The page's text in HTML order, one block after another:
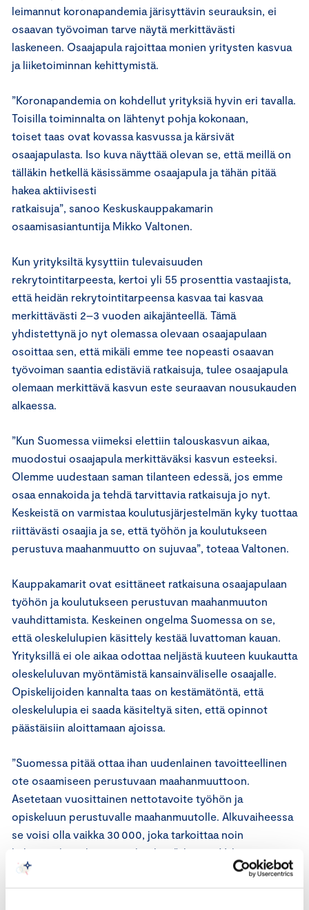
leimannut koronapandemia järisyttävin seurauksin, ei
osaavan työvoiman tarve näytä merkittävästi
laskeneen. Osaajapula rajoittaa monien yritysten kasvua
ja liiketoiminnan kehittymistä.
”Koronapandemia on kohdellut yrityksiä hyvin eri tavalla.
Toisilla toiminnalta on lähtenyt pohja kokonaan,
toiset taas ovat kovassa kasvussa ja kärsivät
osaajapulasta. Iso kuva näyttää olevan se, että meillä on
tälläkin hetkellä käsissämme osaajapula ja tähän pitää
hakea aktiivisesti
ratkaisuja”, sanoo Keskuskauppakamarin
osaamisasiantuntija Mikko Valtonen.
Kun yrityksiltä kysyttiin tulevaisuuden
rekrytointitarpeesta, kertoi yli 55 prosenttia vastaajista,
että heidän rekrytointitarpeensa kasvaa tai kasvaa
merkittävästi 2–3 vuoden aikajänteellä. Tämä
yhdistettynä jo nyt olemassa olevaan osaajapulaan
osoittaa sen, että mikäli emme tee nopeasti osaavan
työvoiman saantia edistäviä ratkaisuja, tulee osaajapula
olemaan merkittävä kasvun este seuraavan nousukauden
alkaessa.
”Kun Suomessa viimeksi elettiin talouskasvun aikaa,
muodostui osaajapula merkittäväksi kasvun esteeksi.
Olemme uudestaan saman tilanteen edessä, jos emme
osaa ennakoida ja tehdä tarvittavia ratkaisuja jo nyt.
Keskeistä on varmistaa koulutusjärjestelmän kyky tuottaa
riittävästi osaajia ja se, että työhön ja koulutukseen
perustuva maahanmuutto on sujuvaa”, toteaa Valtonen.
Kauppakamarit ovat esittäneet ratkaisuna osaajapulaan
työhön ja koulutukseen perustuvan maahanmuuton
vauhdittamista. Keskeinen ongelma Suomessa on se,
että oleskelulupien käsittely kestää luvattoman kauan.
Yrityksillä ei ole aikaa odottaa neljästä kuuteen kuukautta
oleskeluluvan myöntämistä kansainväliselle osaajalle.
Opiskelijoiden kannalta taas on kestämätöntä, että
oleskelulupia ei saada käsiteltyä siten, että opinnot
päästäisiin aloittamaan ajoissa.
”Suomessa pitää ottaa ihan uudenlainen tavoitteellinen
ote osaamiseen perustuvaan maahanmuuttoon.
Asetetaan vuosittainen nettotavoite työhön ja
opiskeluun perustuvalle maahanmuutolle. Alkuvaiheessa
se voisi olla vaikka 30 000, joka tarkoittaa noin
kolmanneksen kasvua nykytilaan”, kertoo Valtonen.
Kauppakamarit patistavat hallitusta toteuttamaan